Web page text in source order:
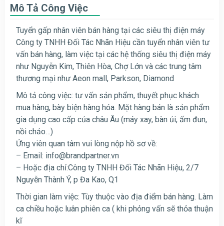
Mô Tả Công Việc
Tuyển gấp nhân viên bán hàng tại các siêu thị điện máy
Công ty TNHH Đối Tác Nhãn Hiệu cần tuyển nhân viên tư
vấn bán hàng, làm việc tại các hệ thống siêu thị điện máy
như Nguyễn Kim, Thiên Hòa, Chợ Lớn và các trung tâm
thương mại như Aeon mall, Parkson, Diamond
Mô tả công việc: tư vấn sản phẩm, thuyết phục khách
mua hàng, bày biện hàng hóa. Mặt hàng bán là sản phẩm
gia dụng cao cấp của châu Âu (máy xay, bàn ủi, ấm đun,
nồi chảo…)
Ứng viên quan tâm vui lòng nộp hồ sơ về:
– Email: info@brandpartner.vn
– Hoặc địa chỉ:Công ty TNHH Đối Tác Nhãn Hiệu, 2/7
Nguyễn Thành Ý, p Đa Kao, Q1
Thời gian làm việc: Tùy thuộc vào địa điểm bán hàng. Làm
ca chiều hoặc luân phiên ca ( khi phỏng vấn sẽ thỏa thuận
kĩ